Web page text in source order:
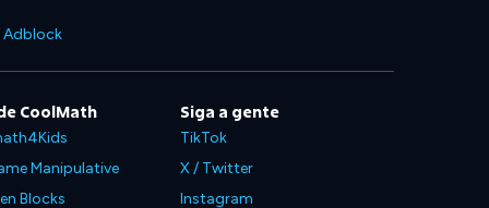
Adblock
CoolMath
Manipulative
Blocks
Siga a gente
TikTok
X / Twitter
Instagram